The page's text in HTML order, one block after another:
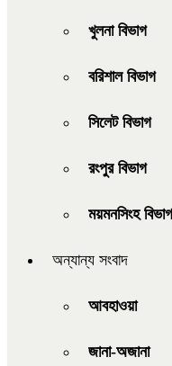
খুলনা বিভাগ
বরিশাল বিভাগ
সিলেট বিভাগ
রংপুর বিভাগ
ময়মনসিংহ বিভাগ
অন্যান্য সংবাদ
আবহাওয়া
জানা-অজানা